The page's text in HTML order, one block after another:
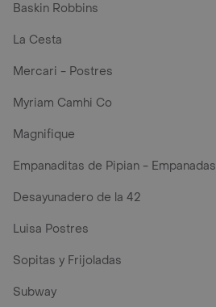
Baskin Robbins
La Cesta
Mercari - Postres
Myriam Camhi Co
Magnifique
Empanaditas de Pipian - Empanadas
Desayunadero de la 42
Luisa Postres
Sopitas y Frijoladas
Subway